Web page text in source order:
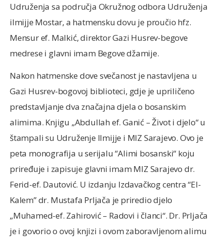
Udruženja sa područja Okružnog odbora Udruženja
ilmijje Mostar, a hatmensku dovu je proučio hfz.
Mensur ef. Malkić, direktor Gazi Husrev-begove
medrese i glavni imam Begove džamije.
Nakon hatmenske dove svečanost je nastavljena u
Gazi Husrev-bogovoj biblioteci, gdje je upriličeno
predstavljanje dva značajna djela o bosanskim
alimima. Knjigu „Abdullah ef. Ganić – Život i djelo“ u
štampali su Udruženje Ilmijje i MIZ Sarajevo. Ovo je
peta monografija u serijalu “Alimi bosanski“ koju
priređuje i zapisuje glavni imam MIZ Sarajevo dr.
Ferid-ef. Dautović. U izdanju Izdavačkog centra “El-
Kalem” dr. Mustafa Prljača je priredio djelo
„Muhamed-ef. Zahirović – Radovi i članci“. Dr. Prljača
je i govorio o ovoj knjizi i ovom zaboravljenom alimu